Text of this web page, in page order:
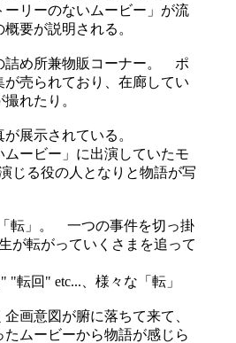
リーのないムービー」が流
要が説明される。
詰め所兼物販コーナー。 ポ
が売られており、在廊してい
れたり。
展示されている。
ムービー」に出演していたモ
じる役の人となりと物語が写
転」。 一つの事件を切っ掛
が転がっていくさまを追って
転回" etc...、様々な「転」
画意図が腑に落ちて来て、
たムービーから物語が感じら